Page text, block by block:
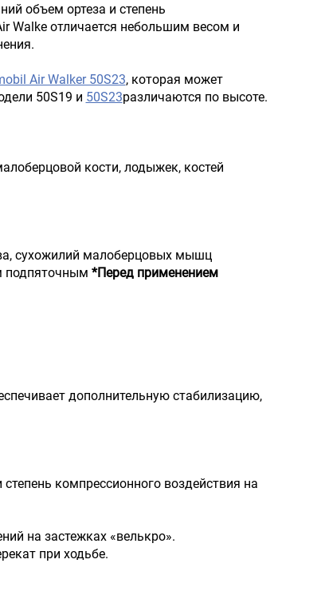
объем ортеза и степень
Walke отличается небольшим весом и
Air Walker 50S23, которая может
50S19 и 50S23различаются по высоте.
кости, лодыжек, костей
сухожилий малоберцовых мышц
подпяточным *Перед применением
дополнительную стабилизацию,
компрессионного воздействия на
на застежках «велькро».
при ходьбе.